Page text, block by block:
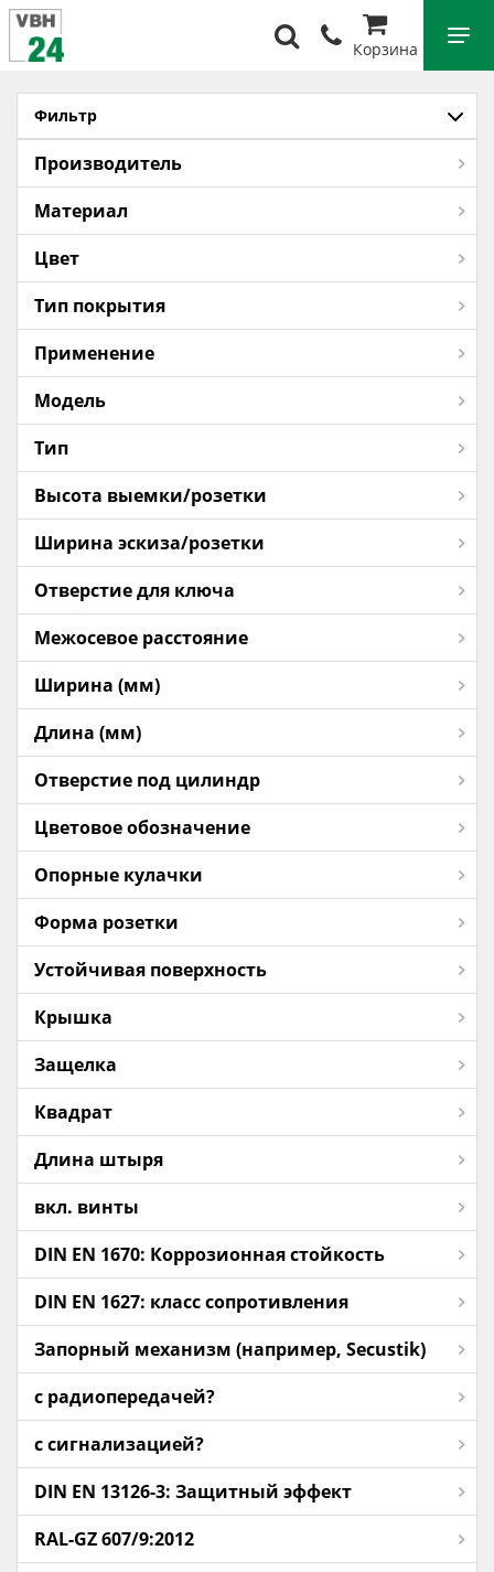
Корзина
Фильтр
Производитель
Материал
Цвет
Тип покрытия
Применение
Модель
Тип
Высота выемки/розетки
Ширина эскиза/розетки
Отверстие для ключа
Межосевое расстояние
Ширина (мм)
Длина (мм)
Отверстие под цилиндр
Цветовое обозначение
Опорные кулачки
Форма розетки
Устойчивая поверхность
Крышка
Защелка
Квадрат
Длина штыря
вкл. винты
DIN EN 1670: Коррозионная стойкость
DIN EN 1627: класс сопротивления
Запорный механизм (например, Secustik)
с радиопередачей?
с сигнализацией?
DIN EN 13126-3: Защитный эффект
RAL-GZ 607/9:2012